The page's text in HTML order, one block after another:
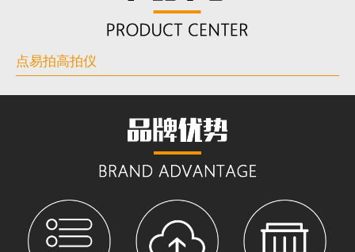
点易拍高拍仪